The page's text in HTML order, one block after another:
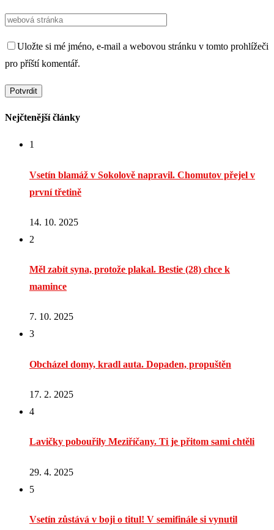
Uložte si mé jméno, e-mail a webovou stránku v tomto prohlížeči
pro příští komentář.
Nejčtenější články
1
Vsetín blamáž v Sokolově napravil. Chomutov přejel v
první třetině
14. 10. 2025
2
Měl zabít syna, protože plakal. Bestie (28) chce k
mamince
7. 10. 2025
3
Obcházel domy, kradl auta. Dopaden, propuštěn
17. 2. 2025
4
Lavičky pobouřily Meziříčany. Ti je přitom sami chtěli
29. 4. 2025
5
Vsetín zůstává v boji o titul! V semifinále si vynutil